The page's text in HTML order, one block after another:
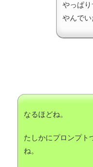
やっぱ
やんでい
なるほどね。
たしかにプロンプト
ね。